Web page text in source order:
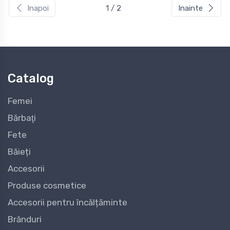
Inapoi 1 / 2 Inainte
Catalog
Femei
Bărbaţi
Fete
Băieți
Accesorii
Produse cosmetice
Accesorii pentru încălțăminte
Brănduri